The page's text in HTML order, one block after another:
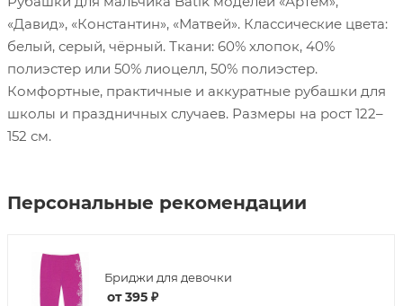
«Давид», «Константин», «Матвей». Классические цвета:
белый, серый, чёрный. Ткани: 60% хлопок, 40%
полиэстер или 50% лиоцелл, 50% полиэстер.
Комфортные, практичные и аккуратные рубашки для
школы и праздничных случаев. Размеры на рост 122–
152 см.
Персональные рекомендации
Бриджи для девочки
от395 ₽